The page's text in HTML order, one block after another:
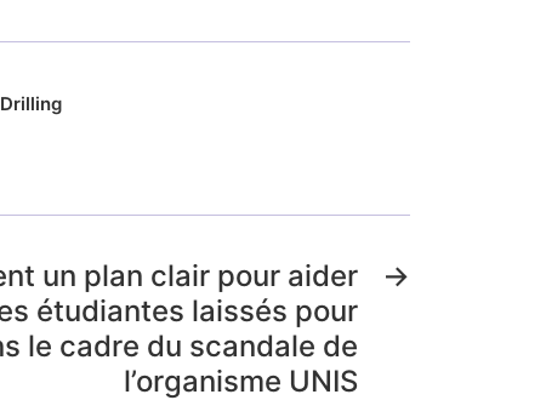
→
un plan clair pour aider
étudiantes laissés pour
le cadre du scandale de
l’organisme UNIS